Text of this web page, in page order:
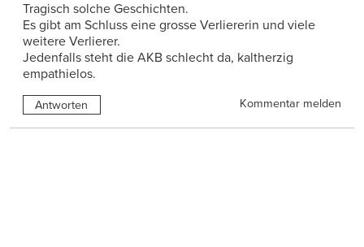
Tragisch solche Geschichten.
Es gibt am Schluss eine grosse Verliererin und viele
weitere Verlierer.
Jedenfalls steht die AKB schlecht da, kaltherzig
empathielos.
Antworten Kommentar melden